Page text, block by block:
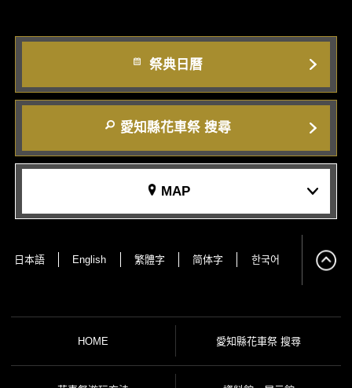
祭典日曆
愛知縣花車祭 搜尋
MAP
日本語 English 繁體字 简体字 한국어
HOME 愛知縣花車祭 搜尋